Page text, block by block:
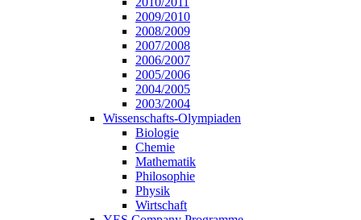
2009/2010
2008/2009
2007/2008
2006/2007
2005/2006
2004/2005
2003/2004
Wissenschafts-Olympiaden
Biologie
Chemie
Mathematik
Philosophie
Physik
Wirtschaft